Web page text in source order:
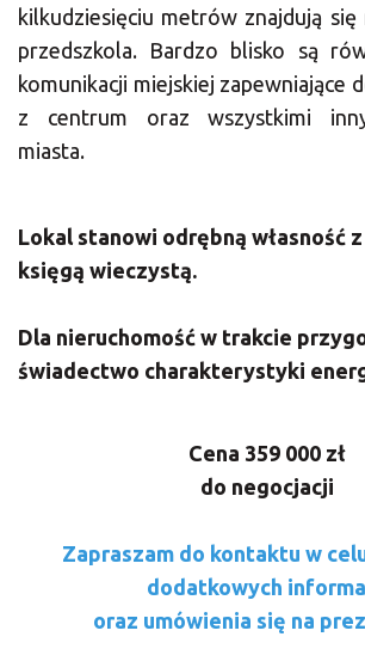
kilkudziesięciu metrów znajdują się
przedszkola. Bardzo blisko są
komunikacji miejskiej zapewniające
z centrum oraz wszystkimi
miasta.
Lokal stanowi odrębną własność z
księgą wieczystą.
Dla nieruchomość w trakcie
świadectwo charakterystyki
Cena 359 000 zł
do negocjacji
Zapraszam do kontaktu w
dodatkowych
oraz umówienia się na